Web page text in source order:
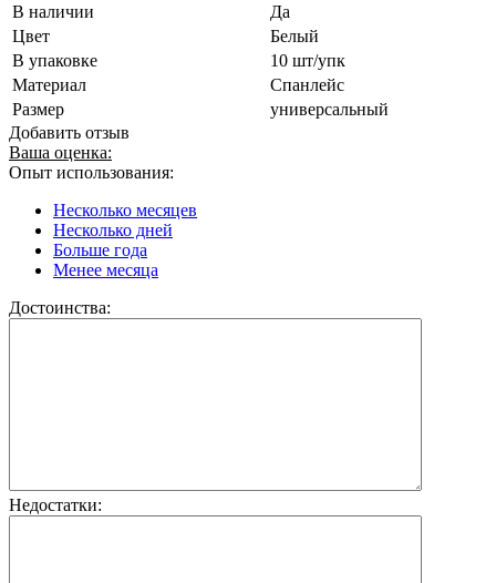
В наличии
Да
Цвет
Белый
В упаковке
10 шт/упк
Материал
Спанлейс
Размер
универсальный
Добавить отзыв
Ваша оценка:
Опыт использования:
Несколько месяцев
Несколько дней
Больше года
Менее месяца
Достоинства:
Недостатки: